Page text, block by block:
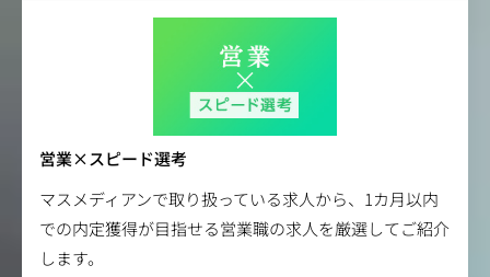
営業×スピード選考
マスメディアンで取り扱っている求人から、1カ月以内
での内定獲得が目指せる営業職の求人を厳選してご紹介
します。